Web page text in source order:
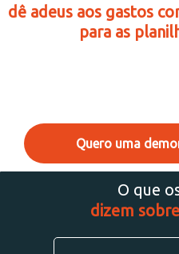
dê adeus aos gastos
para as
Quero uma
O que
dizem